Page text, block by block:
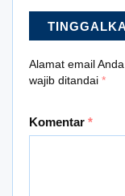
Alamat email
wajib ditandai *
Komentar *